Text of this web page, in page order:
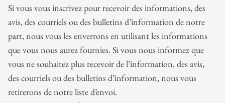
Si vous vous inscrivez pour recevoir des informations, des
avis, des courriels ou des bulletins d’information de notre
part, nous vous les enverrons en utilisant les informations
que vous nous aurez fournies. Si vous nous informez que
vous ne souhaitez plus recevoir de l’information, des avis,
des courriels ou des bulletins d’information, nous vous
retirerons de notre liste d’envoi.